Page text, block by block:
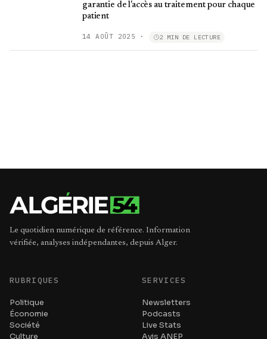
garantie de l'accès au traitement pour chaque
patient
14 AOÛT 2025 · 2 MIN DE LECTURE
Le quotidien numérique de référence. Information
vérifiée, analyses indépendantes, depuis Alger.
RUBRIQUES
Politique
Économie
Société
Culture
SERVICES
Newsletters
Podcasts
Live Stats
Avis ANEP